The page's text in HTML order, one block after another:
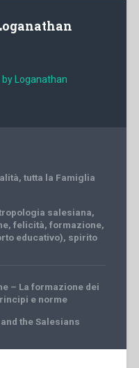
Loganathan
, tutta la Famiglia
salesiana,
, felicità, formazione,
educativo), spirito
– La formazione dei
e norme
the Salesians